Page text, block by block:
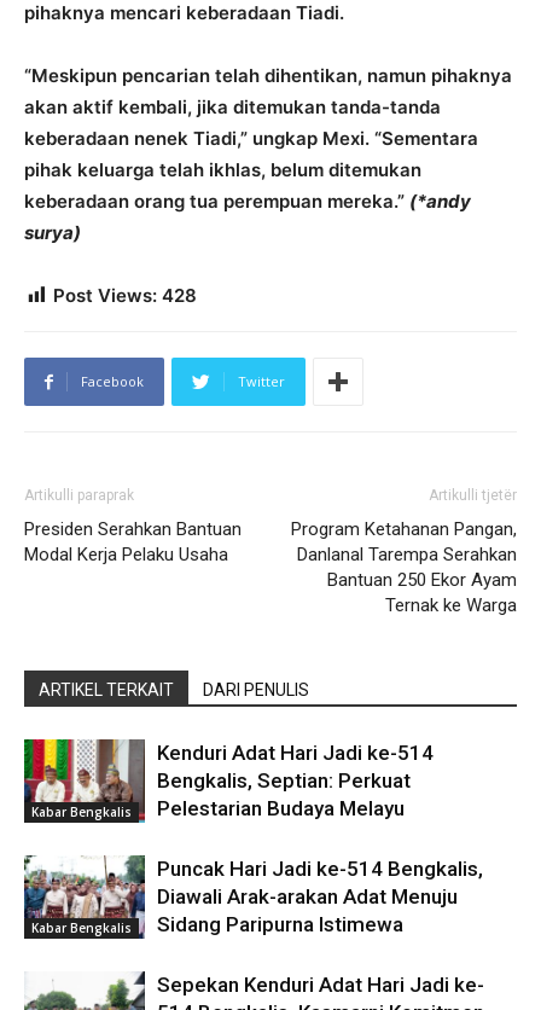
pihaknya mencari keberadaan Tiadi.
“Meskipun pencarian telah dihentikan, namun pihaknya
akan aktif kembali, jika ditemukan tanda-tanda
keberadaan nenek Tiadi,” ungkap Mexi. “Sementara
pihak keluarga telah ikhlas, belum ditemukan
keberadaan orang tua perempuan mereka.” (*andy
surya)
Post Views: 428
Facebook Twitter
Artikulli paraprak
Presiden Serahkan Bantuan
Modal Kerja Pelaku Usaha
Artikulli tjetër
Program Ketahanan Pangan,
Danlanal Tarempa Serahkan
Bantuan 250 Ekor Ayam
Ternak ke Warga
ARTIKEL TERKAIT DARI PENULIS
Kabar Bengkalis
Kenduri Adat Hari Jadi ke-514
Bengkalis, Septian: Perkuat
Pelestarian Budaya Melayu
Kabar Bengkalis
Puncak Hari Jadi ke-514 Bengkalis,
Diawali Arak-arakan Adat Menuju
Sidang Paripurna Istimewa
Sepekan Kenduri Adat Hari Jadi ke-